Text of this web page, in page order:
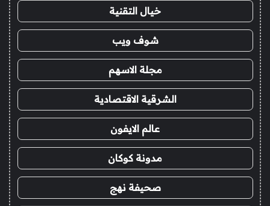
خيال التقنية
شوف ويب
مجلة الاسهم
الشرقية الاقتصادية
عالم الايفون
مدونة كوكان
صحيفة نهج